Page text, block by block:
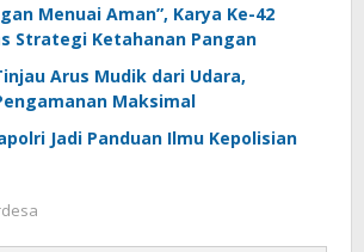
Menuai Aman”, Karya Ke-42
Strategi Ketahanan Pangan
Arus Mudik dari Udara,
Maksimal
Jadi Panduan Ilmu Kepolisian